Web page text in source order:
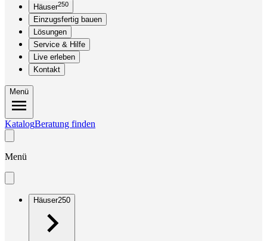
Häuser250
Einzugsfertig bauen
Lösungen
Service & Hilfe
Live erleben
Kontakt
Menü
KatalogBeratung finden
Menü
Häuser250